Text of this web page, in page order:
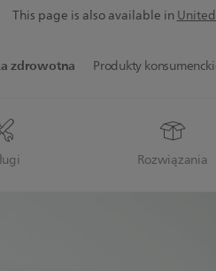
This page is also available in
zdrowotna
Rozwiązania
Produkty